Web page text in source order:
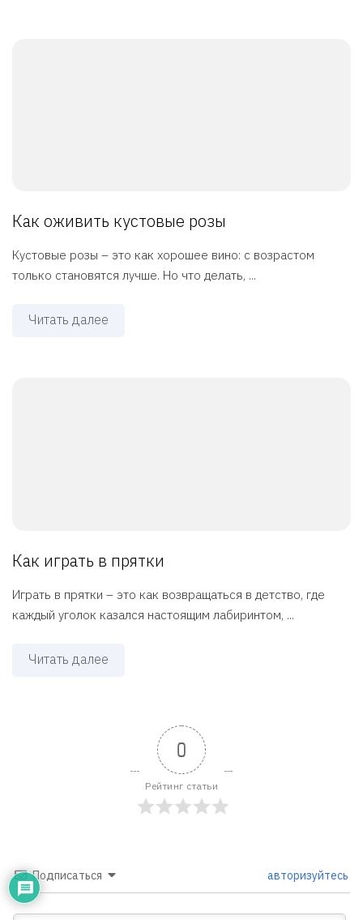
Как оживить кустовые розы
Кустовые розы – это как хорошее вино: с возрастом
только становятся лучше. Но что делать, ...
Читать далее
Как играть в прятки
Играть в прятки – это как возвращаться в детство, где
каждый уголок казался настоящим лабиринтом, ...
Читать далее
0
Рейтинг статьи
Подписаться авторизуйтесь